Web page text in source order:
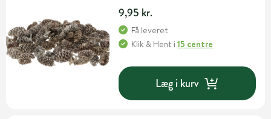
9,95 kr.
Få leveret
Klik & Hent i15 centre
Læg i kurv